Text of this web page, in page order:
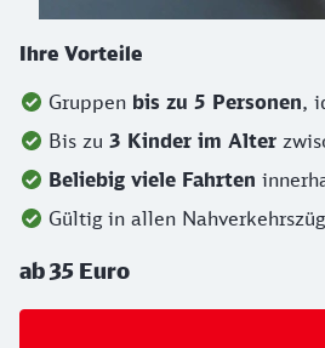
Ihre Vorteile
Gruppen bis zu 5 Personen,
Bis zu 3 Kinder im Alter
Beliebig viele Fahrten
Gültig in allen
ab 35 Euro